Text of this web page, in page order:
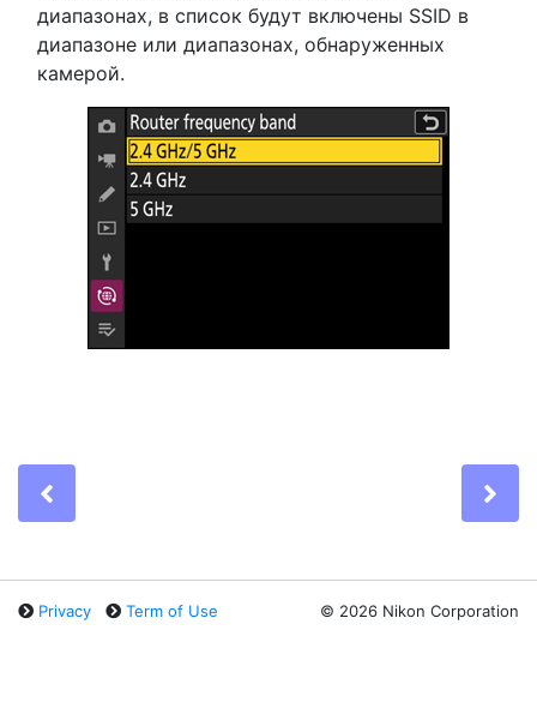
диапазонах, в список будут включены SSID в
диапазоне или диапазонах, обнаруженных
камерой.
Privacy Term of Use © 2026 Nikon Corporation